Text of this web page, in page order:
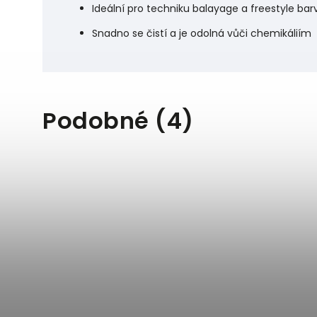
Ideální pro techniku balayage a freestyle
Snadno se čistí a je odolná vůči chemikáliím
Podobné (4)